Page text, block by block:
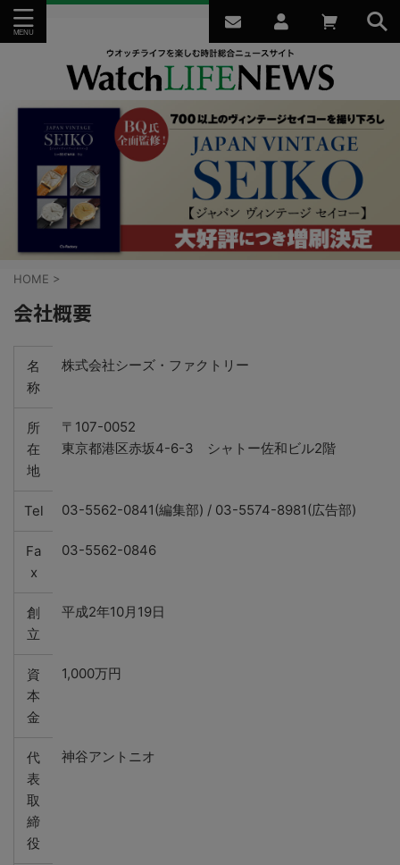
HOME >
会社概要
名
称
株式会社シーズ・ファクトリー
所
在
地
〒107-0052
東京都港区赤坂4-6-3 シャトー佐和ビル2階
Tel 03-5562-0841(編集部) / 03-5574-8981(広告部)
Fa
x
03-5562-0846
創
立
平成2年10月19日
資
本
金
1,000万円
代
表
取
締
役
神谷アントニオ